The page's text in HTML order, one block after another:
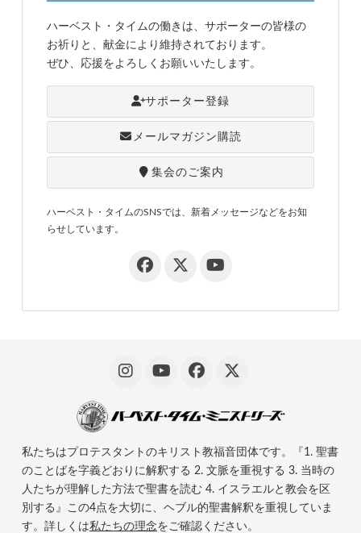
ハーベスト・タイムの働きは、サポーターの皆様の
お祈りと、献金により維持されております。
ぜひ、応援をよろしくお願いいたします。
サポーター登録
メールマガジン購読
集会のご案内
ハーベスト・タイムのSNSでは、新着メッセージなどをお知
らせしています。
私たちはプロテスタントのキリスト教福音団体です。『1. 聖書
のことばを字義どおりに解釈する 2. 文脈を重視する 3. 当時の
人たちが理解した方法で聖書を読む 4. イスラエルと教会を区
別する』この4点を大切に、ヘブル的聖書解釈を重視していま
す。詳しくは私たちの理念をご確認ください。